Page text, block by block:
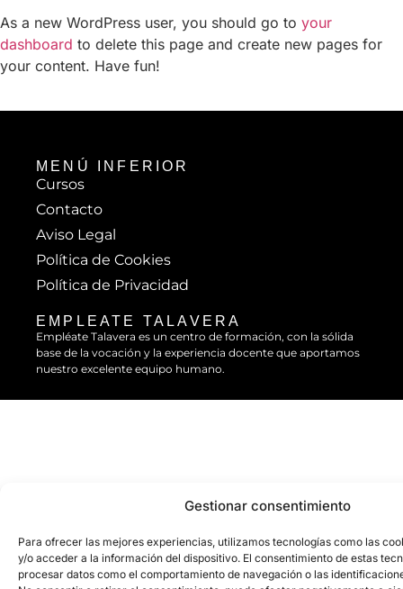
Gestionar consentimiento
Para ofrecer las mejores experiencias, utilizamos tecnologías como las
y/o acceder a la información del dispositivo. El consentimiento de estas
procesar datos como el comportamiento de navegación o las
As a new WordPress user, you should go to your
dashboard to delete this page and create new pages for
your content. Have fun!
MENÚ INFERIOR
Cursos
Contacto
Aviso Legal
Política de Cookies
Política de Privacidad
EMPLEATE TALAVERA
Empléate Talavera es un centro de formación, con la sólida
base de la vocación y la experiencia docente que aportamos
nuestro excelente equipo humano.